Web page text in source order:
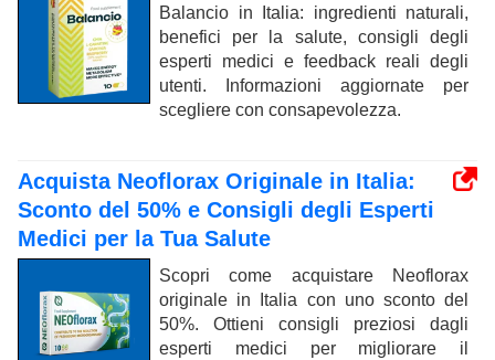
Balancio in Italia: ingredienti naturali,
benefici per la salute, consigli degli
esperti medici e feedback reali degli
utenti. Informazioni aggiornate per
scegliere con consapevolezza.
Acquista Neoflorax Originale in Italia:
Sconto del 50% e Consigli degli Esperti
Medici per la Tua Salute
Scopri come acquistare Neoflorax
originale in Italia con uno sconto del
50%. Ottieni consigli preziosi dagli
esperti medici per migliorare il